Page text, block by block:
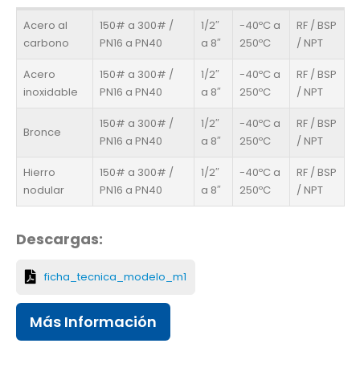
Acero al
carbono
150# a 300# /
PN16 a PN40
1/2″
a 8″
-40ºC a
250ºC
RF / BSP
/ NPT
Acero
inoxidable
150# a 300# /
PN16 a PN40
1/2″
a 8″
-40ºC a
250ºC
RF / BSP
/ NPT
Bronce
150# a 300# /
PN16 a PN40
1/2″
a 8″
-40ºC a
250ºC
RF / BSP
/ NPT
Hierro
nodular
150# a 300# /
PN16 a PN40
1/2″
a 8″
-40ºC a
250ºC
RF / BSP
/ NPT
Descargas:
ficha_tecnica_modelo_m1
Más Información